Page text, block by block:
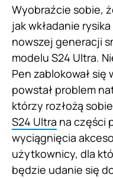
Wyobraźcie sobie,
jak wkładanie
nowszej generacji
modelu S24 Ultra.
Pen zablokował się
powstał problem
którzy rozłożą
S24 Ultra na części
wyciągnięcia
użytkownicy, dla
będzie udanie się